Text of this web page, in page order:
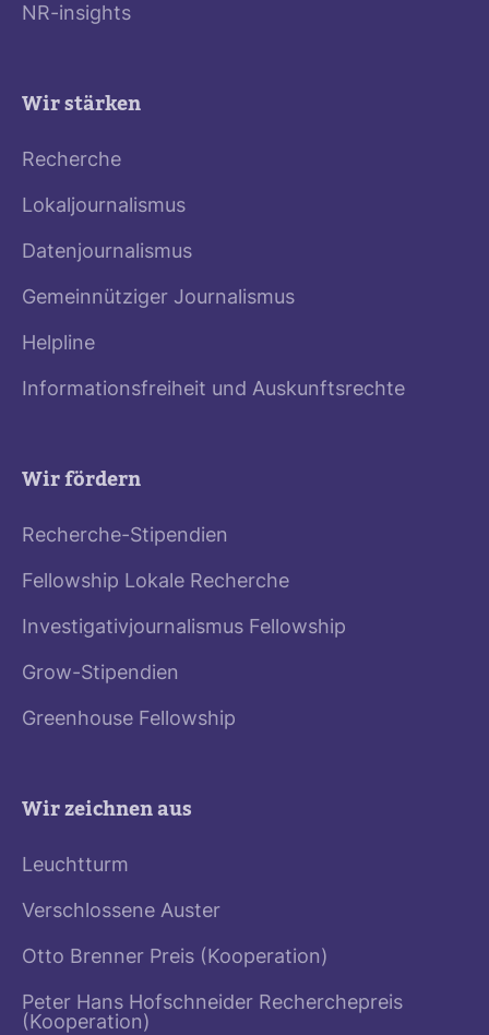
NR-insights
Wir stärken
Recherche
Lokaljournalismus
Datenjournalismus
Gemeinnütziger Journalismus
Helpline
Informationsfreiheit und Auskunftsrechte
Wir fördern
Recherche-Stipendien
Fellowship Lokale Recherche
Investigativjournalismus Fellowship
Grow-Stipendien
Greenhouse Fellowship
Wir zeichnen aus
Leuchtturm
Verschlossene Auster
Otto Brenner Preis (Kooperation)
Peter Hans Hofschneider Recherchepreis
(Kooperation)